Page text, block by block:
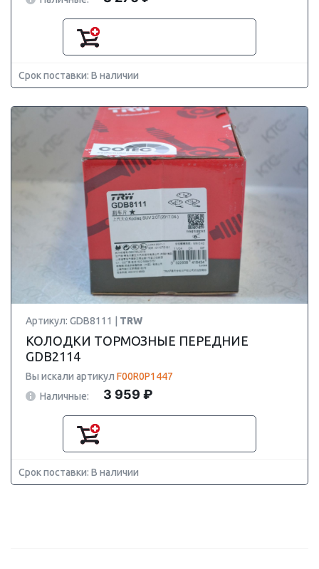
Срок поставки: В наличии
Артикул: GDB8111 | TRW
КОЛОДКИ ТОРМОЗНЫЕ ПЕРЕДНИЕ
GDB2114
Вы искали артикул F00R0P1447
Наличные:
3 959 ₽
Срок поставки: В наличии